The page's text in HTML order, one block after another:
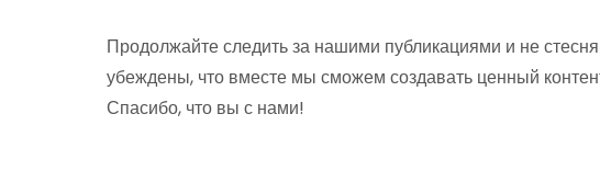
Продолжайте следить за нашими публикациями и не
убеждены, что вместе мы сможем создавать ценный
Спасибо, что вы с нами!